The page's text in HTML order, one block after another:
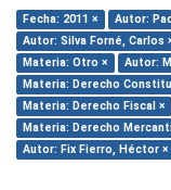
Fecha: 2011 ×
Autor:
Autor: Silva Forné, Carlos
Materia: Otro ×
Autor:
Materia: Derecho
Materia: Derecho Fiscal ×
Materia: Derecho
Autor: Fix Fierro, Héctor ×